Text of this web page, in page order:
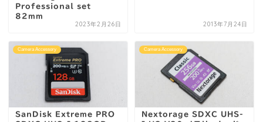
Professional set
82mm
2023年2月26日 2013年7月24日
Camera Accessory
SanDisk Extreme PRO
Camera Accessory
Nextorage SDXC UHS-